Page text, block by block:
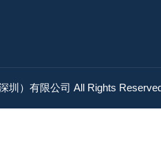
圳）有限公司 All Rights